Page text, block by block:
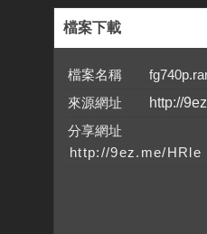
檔案下載
檔案名稱
來源網址
http://
分享網址